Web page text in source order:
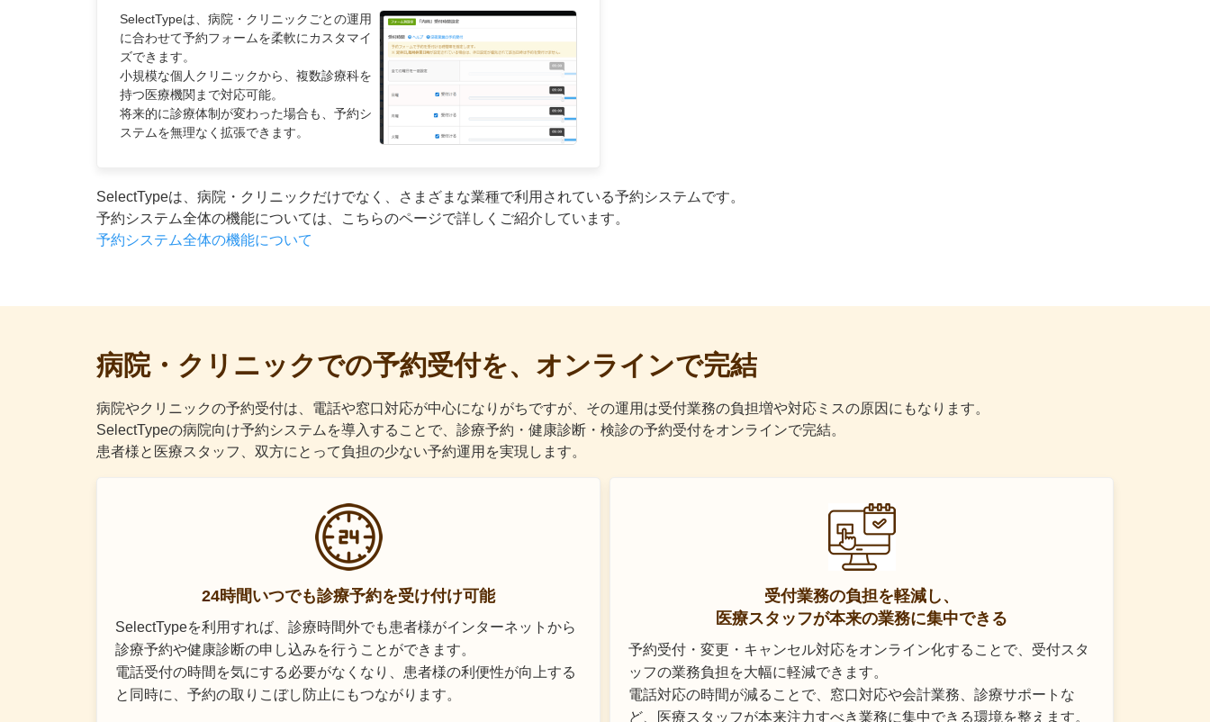
SelectTypeは、病院・クリニックごとの運用
に合わせて予約フォームを柔軟にカスタマイ
ズできます。
小規模な個人クリニックから、複数診療科を
持つ医療機関まで対応可能。
将来的に診療体制が変わった場合も、予約シ
ステムを無理なく拡張できます。
SelectTypeは、病院・クリニックだけでなく、さまざまな業種で利用されている予約システムです。
予約システム全体の機能については、こちらのページで詳しくご紹介しています。
予約システム全体の機能について
病院・クリニックでの予約受付を、オンラインで完結
病院やクリニックの予約受付は、電話や窓口対応が中心になりがちですが、その運用は受付業務の負担増や対応ミスの原因にもなります。
SelectTypeの病院向け予約システムを導入することで、診療予約・健康診断・検診の予約受付をオンラインで完結。
患者様と医療スタッフ、双方にとって負担の少ない予約運用を実現します。
24時間いつでも診療予約を受け付け可能
SelectTypeを利用すれば、診療時間外でも患者様がインターネットから
診療予約や健康診断の申し込みを行うことができます。
電話受付の時間を気にする必要がなくなり、患者様の利便性が向上する
と同時に、予約の取りこぼし防止にもつながります。
受付業務の負担を軽減し、
医療スタッフが本来の業務に集中できる
予約受付・変更・キャンセル対応をオンライン化することで、受付スタ
ッフの業務負担を大幅に軽減できます。
電話対応の時間が減ることで、窓口対応や会計業務、診療サポートな
ど、医療スタッフが本来注力すべき業務に集中できる環境を整えます。